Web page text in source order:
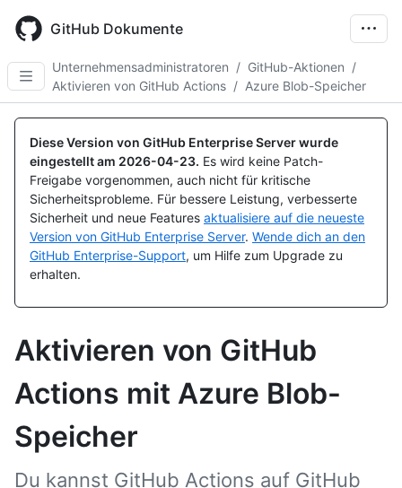
main
content
GitHub Dokumente
Unternehmensadministratoren / GitHub-Aktionen /
Aktivieren von GitHub Actions / Azure Blob-Speicher
Diese Version von GitHub Enterprise Server wurde
eingestellt am 2026-04-23. Es wird keine Patch-
Freigabe vorgenommen, auch nicht für kritische
Sicherheitsprobleme. Für bessere Leistung, verbesserte
Sicherheit und neue Features aktualisiere auf die neueste
Version von GitHub Enterprise Server. Wende dich an den
GitHub Enterprise-Support, um Hilfe zum Upgrade zu
erhalten.
Aktivieren von GitHub
Actions mit Azure Blob-
Speicher
Du kannst GitHub Actions auf GitHub